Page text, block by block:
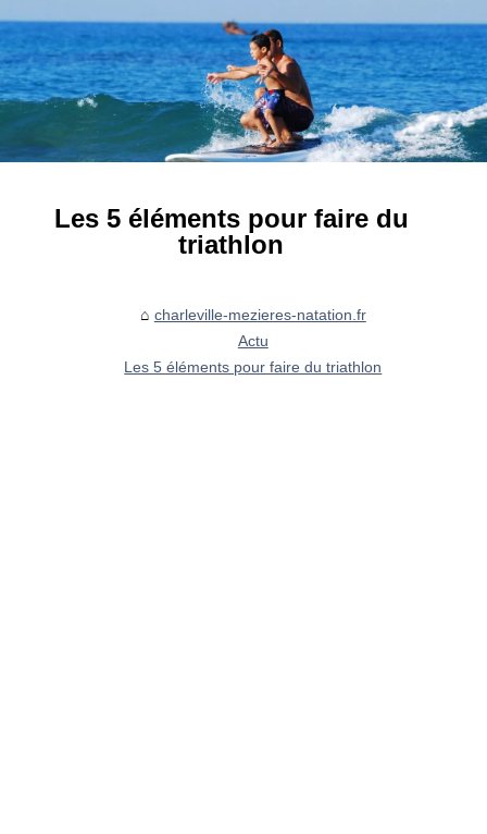
Les 5 éléments pour faire du
triathlon
charleville-mezieres-natation.fr
Actu
Les 5 éléments pour faire du triathlon